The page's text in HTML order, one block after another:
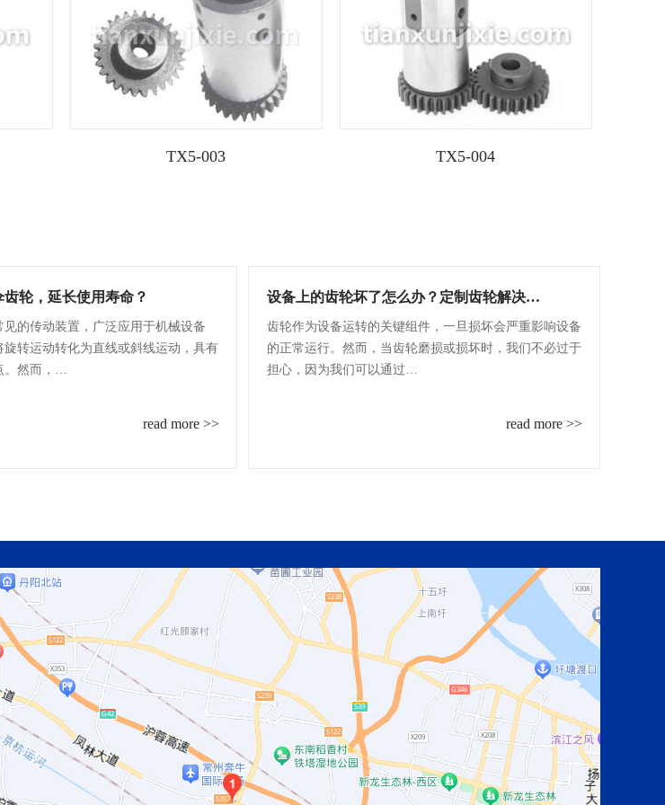
TX5-003 TX5-004
轮，延长使用寿命？
的传动装置，广泛应用于机械设备
旋转运动转化为直线或斜线运动，具有
。然而，…
read more >>
设备上的齿轮坏了怎么办？定制齿轮解决…
齿轮作为设备运转的关键组件，一旦损坏会严重影响设备
的正常运行。然而，当齿轮磨损或损坏时，我们不必过于
担心，因为我们可以通过…
read more >>